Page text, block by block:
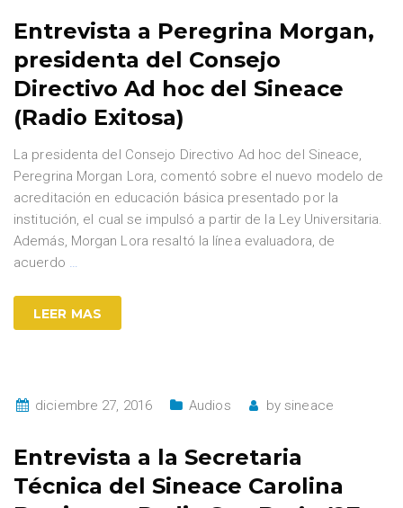
Entrevista a Peregrina Morgan,
presidenta del Consejo
Directivo Ad hoc del Sineace
(Radio Exitosa)
La presidenta del Consejo Directivo Ad hoc del Sineace,
Peregrina Morgan Lora, comentó sobre el nuevo modelo de
acreditación en educación básica presentado por la
institución, el cual se impulsó a partir de la Ley Universitaria.
Además, Morgan Lora resaltó la línea evaluadora, de
acuerdo …
LEER MAS
diciembre 27, 2016 Audios bysineace
Entrevista a la Secretaria
Técnica del Sineace Carolina